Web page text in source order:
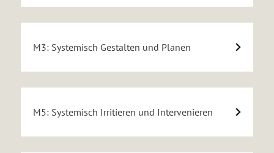
M3: Systemisch Gestalten und Planen
M5: Systemisch Irritieren und Intervenieren